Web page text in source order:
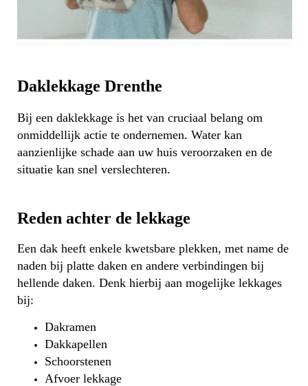
Daklekkage Drenthe
Bij een daklekkage is het van cruciaal belang om
onmiddellijk actie te ondernemen. Water kan
aanzienlijke schade aan uw huis veroorzaken en de
situatie kan snel verslechteren.
Reden achter de lekkage
Een dak heeft enkele kwetsbare plekken, met name de
naden bij platte daken en andere verbindingen bij
hellende daken. Denk hierbij aan mogelijke lekkages
bij:
Dakramen
Dakkapellen
Schoorstenen
Afvoer lekkage